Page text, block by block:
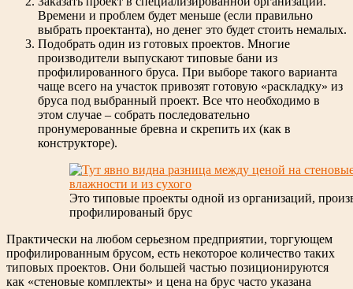
Времени и проблем будет меньше (если правильно
выбрать проектанта), но денег это будет стоить немалых.
Подобрать один из готовых проектов. Многие
производители выпускают типовые бани из
профилированного бруса. При выборе такого варианта
чаще всего на участок привозят готовую «раскладку» из
бруса под выбранный проект. Все что необходимо в
этом случае – собрать последовательно
пронумерованные бревна и скрепить их (как в
конструкторе).
Это типовые проекты одной из организаций,
профилированый брус
Практически на любом серьезном предприятии, торгующем
профилированным брусом, есть некоторое количество таких
типовых проектов. Они большей частью позиционируются
как «стеновые комплекты» и цена на брус часто указана